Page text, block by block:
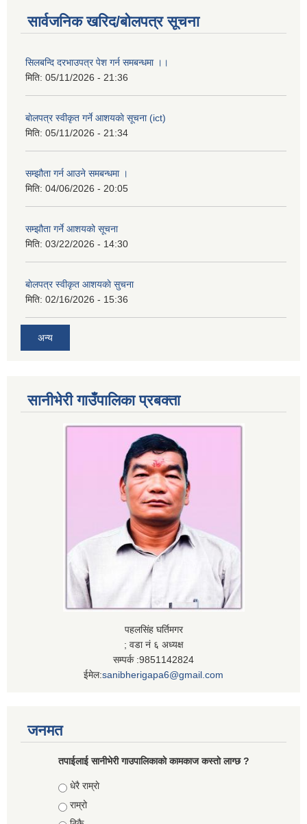
सार्वजनिक खरिद/बोलपत्र सूचना
सिलबन्दि दरभाउपत्र पेश गर्न समबन्धमा ।।
मिति: 05/11/2026 - 21:36
बाेलपत्र स्वीकृत गर्ने आशयकाे सूचना (ict)
मिति: 05/11/2026 - 21:34
सम्झौता गर्न आउने समबन्धमा ।
मिति: 04/06/2026 - 20:05
सम्झौता गर्ने आशयको सूचना
मिति: 03/22/2026 - 14:30
बाेलपत्र स्वीकृत आशयकाे सुचना
मिति: 02/16/2026 - 15:36
अन्य
सानीभेरी गाउँपालिका प्रबक्ता
पहलसिंह घर्तिमगर
; वडा नं ६ अध्यक्ष
सम्पर्क :9851142824
ईमेल:sanibherigapa6@gmail.com
जनमत
तपाईलाई सानीभेरी गाउपालिकाकाे कामकाज कस्ताे लाग्छ ?
Choices
धेरै राम्राे
राम्रो